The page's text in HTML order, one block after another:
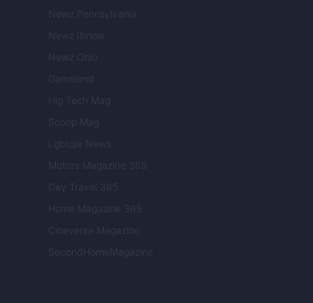
Newz Pennsylvania
Newz Illinois
Newz Ohio
Gameland
Hig Tech Mag
Scoop Mag
Lgbtqia News
Motors Magazine 365
Day Travel 365
Home Magazine 365
Cineverse Magazine
SecondHomeMagazine